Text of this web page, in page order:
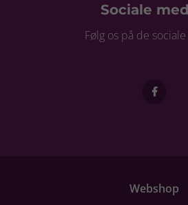
Sociale
Følg os på de
Webshop